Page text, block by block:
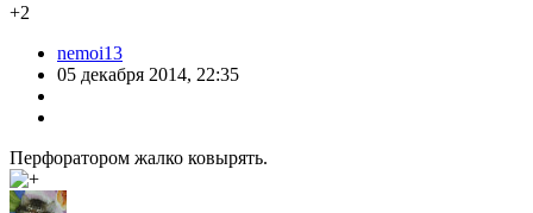
+2
nemoi13
05 декабря 2014, 22:35
Перфоратором жалко ковырять.